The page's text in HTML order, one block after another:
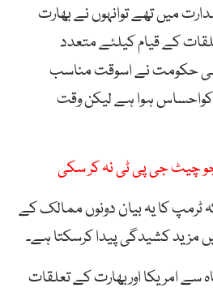
میں تھے توانہوں نے بھارت
کے قیام کیلئے متعدد
حکومت نے اسوقت مناسب
کواحساس ہوا ہے لیکن وقت
چیٹ جی پی ٹی نہ کر سکی
ٹرمپ کا یہ بیان دونوں ممالک کے
مزید کشیدگی پیدا کرسکتا ہے۔
سے امریکا اوربھارت کے تعلقات